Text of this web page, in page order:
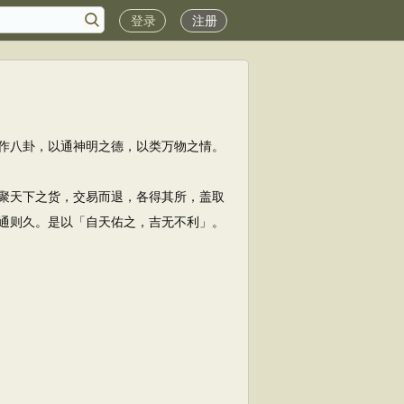
登录 注册
卦，以通神明之德，以类万物之情。
下之货，交易而退，各得其所，盖取
久。是以「自天佑之，吉无不利」。